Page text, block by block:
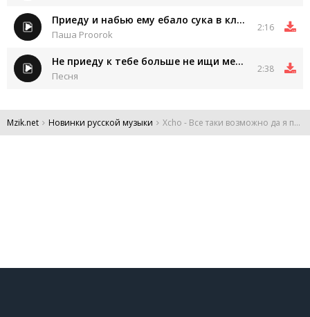
Приеду и набью ему ебало сука в клочья
Паша Proorok
2:16
Не приеду к тебе больше не ищи меня в сети
Песня
2:38
Mzik.net Новинки русской музыки Xcho - Все таки возможно да я правда осторожно